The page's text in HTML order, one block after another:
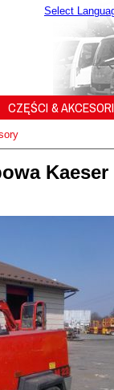
Select
CZĘŚCI &
Kaeser